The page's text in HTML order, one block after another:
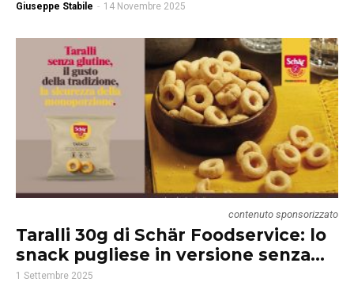
Giuseppe Stabile - 14 Novembre 2025
contenuto sponsorizzato
Taralli 30g di Schär Foodservice: lo
snack pugliese in versione senza...
1 Settembre 2025